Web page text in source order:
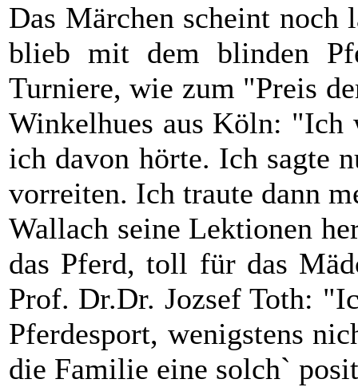
Das Märchen scheint
blieb mit dem blinden
Turniere, wie zum "Preis
Winkelhues aus Köln: "Ich
ich davon hörte. Ich sagte
vorreiten. Ich traute dann
Wallach seine Lektionen
das Pferd, toll für das
Prof. Dr.Dr. Jozsef Toth:
Pferdesport, wenigstens
die Familie eine solch`